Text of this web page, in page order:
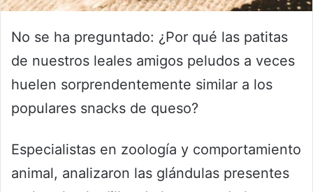
No se ha preguntado: ¿Por qué las patitas
de nuestros leales amigos peludos a veces
huelen sorprendentemente similar a los
populares snacks de queso?
Especialistas en zoología y comportamiento
animal, analizaron las glándulas presentes